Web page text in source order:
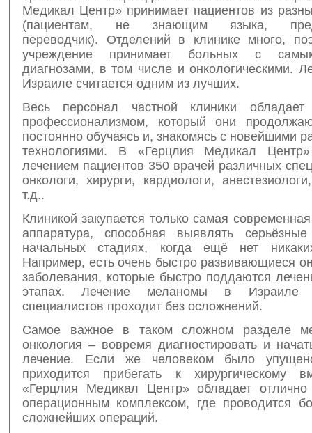
Медикал Центр» принимает пациентов из
(пациентам, не знающим языка,
переводчик). Отделений в клинике много,
учреждение принимает больных с
диагнозами, в том числе и онкологическими.
Израиле считается одним из лучших.
Весь персонал частной клиники
профессионализмом, который они
постоянно обучаясь и, знакомясь с новейшими
технологиями. В «Герцлия Медикал
лечением пациентов 350 врачей различных
онкологи, хирурги, кардиологи,
т.д..
Клиникой закупается только самая
аппаратура, способная выявлять
начальных стадиях, когда ещё нет
Например, есть очень быстро развивающиеся
заболевания, которые быстро поддаются
этапах. Лечение меланомы в
специалистов проходит без осложнений.
Самое важное в таком сложном разделе
онкология – вовремя диагностировать и
лечение. Если же человеком было
приходится прибегать к хирургическому
«Герцлия Медикал Центр» обладает
операционным комплексом, где проводится
сложнейших операций.